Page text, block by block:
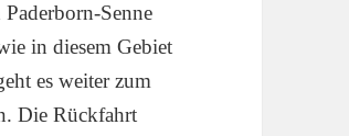
Senne
in diesem Gebiet
es weiter zum
Die Rückfahrt